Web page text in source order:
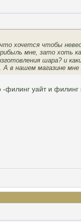
хочется чтобы
мне, зато хоть
шара? и
А в нашем магазине
уайт и филинг